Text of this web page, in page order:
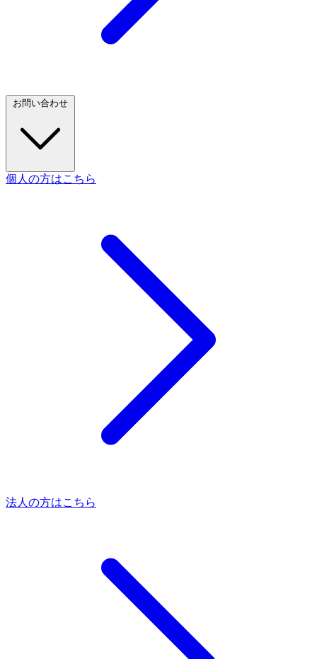
お問い合わせ
個人の方はこちら
法人の方はこちら